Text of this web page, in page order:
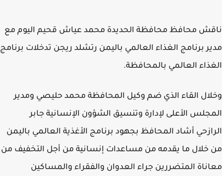
محافظ محافظة الحديدة محمد عياش قحيم اليوم مع
برنامج الغذاء العالمي باليمن رتشلد ريجن تدخلات برنامج
العالمي بالمحافظة.
القاء الذي ضم وكيل المحافظة محمد حليصي ومدير
الأعلى لإدارة وتنسيق الشؤون الإنسانية جابر
أشاد المحافظ بجهود برنامج الأغذية العالمي باليمن
خلال ما يقدمه من مساعدات إنسانية من أجل التخفيف من
المتضررين جراء العدوان والفقراء والمساكين